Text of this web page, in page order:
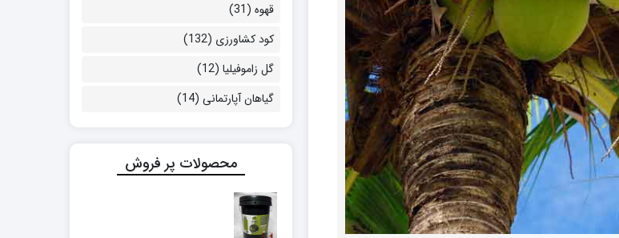
قهوه (31)
کود کشاورزی (132)
گل زاموفیلیا (12)
گیاهان آپارتمانی (14)
محصولات پر فروش